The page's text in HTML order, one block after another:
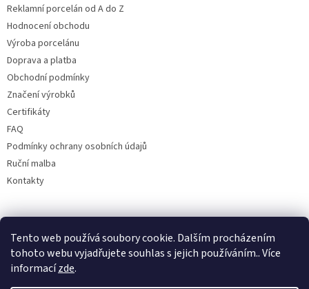
Tento web používá soubory cookie. Dalším procházením
tohoto webu vyjadřujete souhlas s jejich používáním.. Více
informacízde.
Reklamní porcelán od A do Z
Hodnocení obchodu
Výroba porcelánu
Doprava a platba
Obchodní podmínky
Značení výrobků
Certifikáty
FAQ
Podmínky ochrany osobních údajů
Ruční malba
Kontakty
Facebook